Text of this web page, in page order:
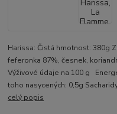
Harissa: Čistá hmotnost: 380g
feferonka 87%, česnek,
Výživové údaje na 100 g
toho nasycených: 0,5g
celý popis